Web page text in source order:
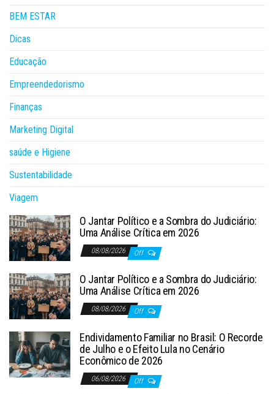
BEM ESTAR
Dicas
Educação
Empreendedorismo
Finanças
Marketing Digital
saúde e Higiene
Sustentabilidade
Viagem
O Jantar Político e a Sombra do Judiciário:
Uma Análise Crítica em 2026
08/08/2026 Off
O Jantar Político e a Sombra do Judiciário:
Uma Análise Crítica em 2026
08/08/2026 Off
Endividamento Familiar no Brasil: O Recorde
de Julho e o Efeito Lula no Cenário
Econômico de 2026
06/08/2026 Off